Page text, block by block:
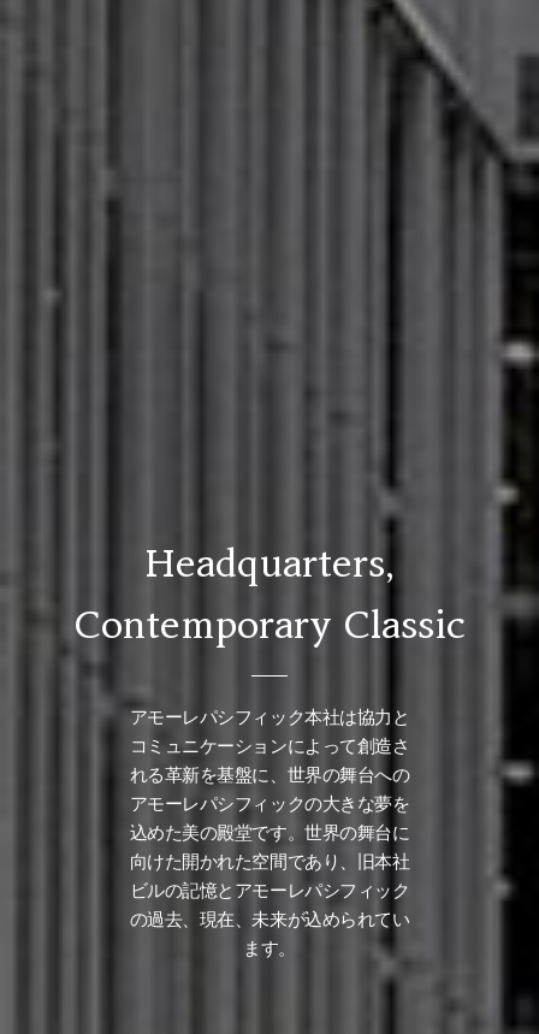
Headquarters,
Contemporary Classic
アモーレパシフィック本社は協力と
コミュニケーションによって創造さ
れる革新を基盤に、世界の舞台への
アモーレパシフィックの大きな夢を
込めた美の殿堂です。世界の舞台に
向けた開かれた空間であり、旧本社
ビルの記憶とアモーレパシフィック
の過去、現在、未来が込められてい
ます。